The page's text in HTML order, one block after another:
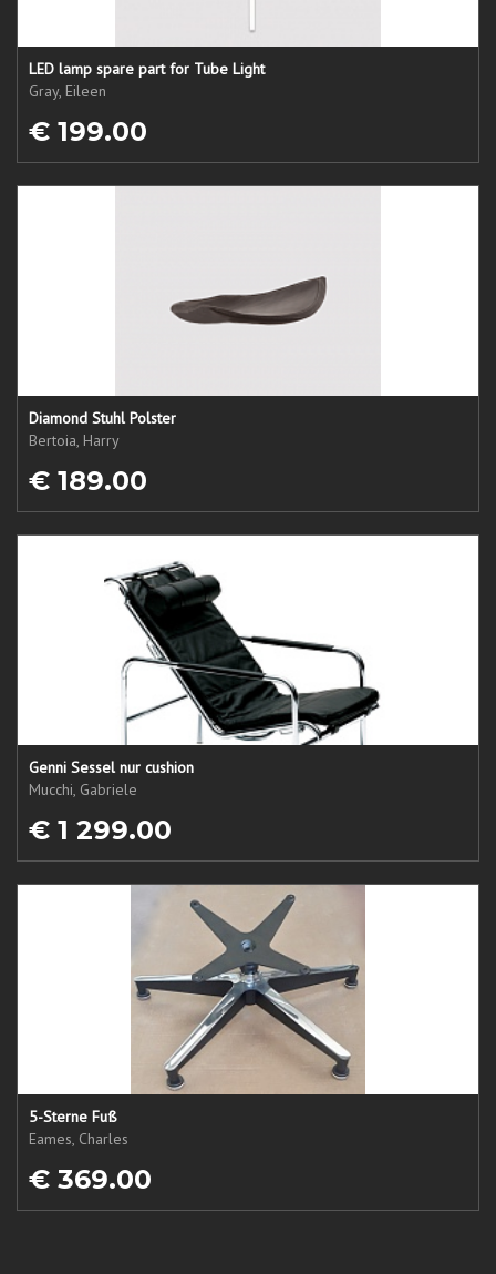
LED lamp spare part for Tube Light
Gray, Eileen
€ 199.00
Diamond Stuhl Polster
Bertoia, Harry
€ 189.00
Genni Sessel nur cushion
Mucchi, Gabriele
€ 1 299.00
5-Sterne Fuß
Eames, Charles
€ 369.00